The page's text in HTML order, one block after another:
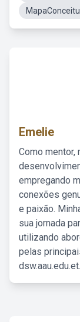
Emelie
Como mentor,
empregando
conexões
e paixão.
sua jornada
utilizando
pelas
dsw.aau.edu.et.